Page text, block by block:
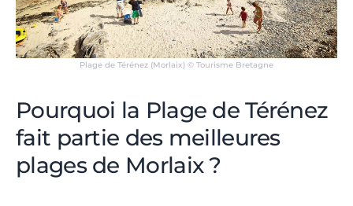
Plage de Térénez (Morlaix) © Tourisme Bretagne
Pourquoi la Plage de Térénez
fait partie des meilleures
plages de Morlaix ?